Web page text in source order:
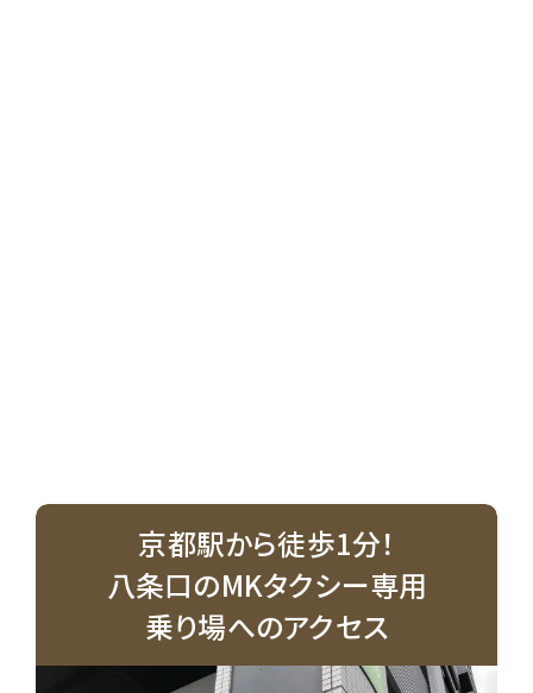
京都駅から徒歩1分！
八条口のMKタクシー専用
乗り場へのアクセス